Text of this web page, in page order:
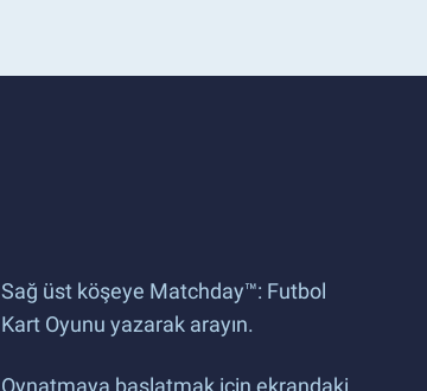
Sağ üst köşeye Matchday™: Futbol
Kart Oyunu yazarak arayın.
Oynatmaya başlatmak için ekrandaki